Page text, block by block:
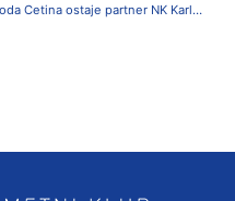
Voda Cetina ostaje partner NK Karlovac 1919